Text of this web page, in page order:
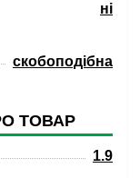
ні
скобоподібна
ТОВАР
1.9